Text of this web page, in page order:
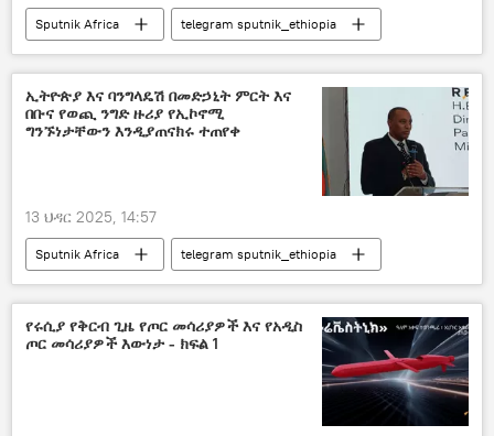
Sputnik Africa telegram sputnik_ethiopia
ኢትዮጵያ እና ባንግላዴሽ በመድኃኒት ምርት እና
በቡና የወጪ ንግድ ዙሪያ የኢኮኖሚ
ግንኙነታቸውን እንዲያጠናክሩ ተጠየቀ
13 ህዳር 2025, 14:57
Sputnik Africa telegram sputnik_ethiopia
የሩሲያ የቅርብ ጊዜ የጦር መሳሪያዎች እና የአዲስ
ጦር መሳሪያዎች እውነታ - ክፍል 1